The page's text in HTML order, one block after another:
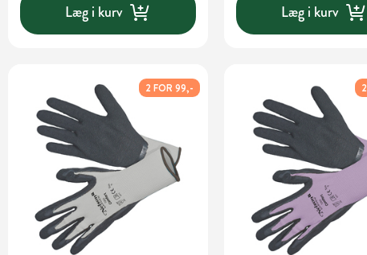
Læg i kurv Læg i kurv
2 FOR 99,-